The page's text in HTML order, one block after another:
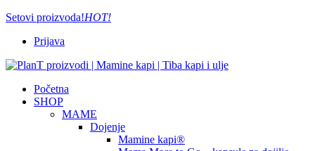
Setovi proizvoda!HOT!
Prijava
Početna
SHOP
MAME
Dojenje
Mamine kapi®